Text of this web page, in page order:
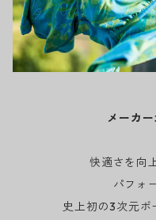
メーカ
快適さを向
パフォ
史上初の3次元ポ